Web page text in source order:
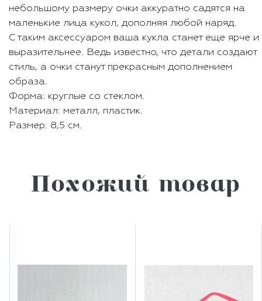
небольшому размеру очки аккуратно садятся на
маленькие лица кукол, дополняя любой наряд.
С таким аксессуаром ваша кукла станет еще ярче и
выразительнее. Ведь известно, что детали создают
стиль, а очки станут прекрасным дополнением
образа.
Форма: круглые со стеклом.
Материал: металл, пластик.
Размер: 8,5 см.
Похожий товар